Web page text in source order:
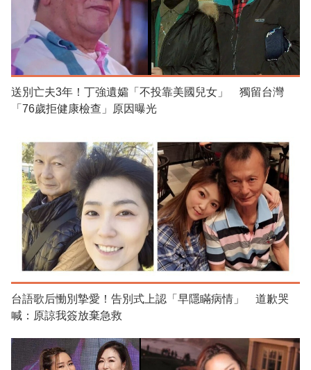
送別亡夫3年！丁強遺孀「不投靠美國兒女」 獨留台灣
「76歲拒健康檢查」原因曝光
台語歌后慟別摯愛！告別式上認「早隱瞞病情」 道歉哭
喊：原諒我簽放棄急救